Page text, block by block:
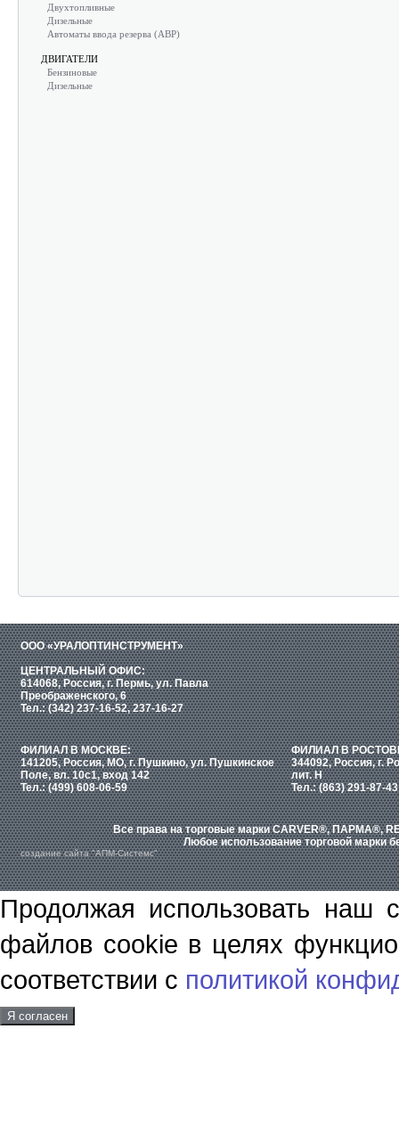
Двухтопливные
Дизельные
Автоматы ввода резерва (АВР)
ДВИГАТЕЛИ
Бензиновые
Дизельные
ООО «УРАЛОПТИНСТРУМЕНТ»
ЦЕНТРАЛЬНЫЙ ОФИС:
614068, Россия, г. Пермь, ул. Павла
Преображенского, 6
Тел.: (342) 237-16-52, 237-16-27
ФИЛИАЛ В МОСКВЕ:
141205, Россия, МО, г. Пушкино, ул. Пушкинское
Поле, вл. 10с1, вход 142
Тел.: (499) 608-06-59
ФИЛИАЛ В
344092, Россия, г.
лит. Н
Тел.: (863) 291-87-43
Все права на торговые марки CARVER®, ПАРМА®,
Любое использование торговой марки
создание сайта "АПМ-Системс"
Продолжая использовать наш
файлов cookie в целях
соответствии с политикой
Я согласен